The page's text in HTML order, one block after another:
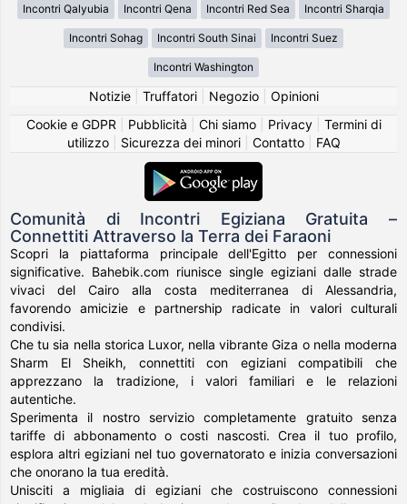
Incontri Qalyubia Incontri Qena Incontri Red Sea Incontri Sharqia
Incontri Sohag Incontri South Sinai Incontri Suez
Incontri Washington
Notizie| Truffatori| Negozio| Opinioni
Cookie e GDPR
Pubblicità Chi siamo| Privacy| Termini di
utilizzo| Sicurezza dei minori| Contatto| FAQ
Comunità di Incontri Egiziana Gratuita –
Connettiti Attraverso la Terra dei Faraoni
Scopri la piattaforma principale dell'Egitto per connessioni
significative. Bahebik.com riunisce single egiziani dalle strade
vivaci del Cairo alla costa mediterranea di Alessandria,
favorendo amicizie e partnership radicate in valori culturali
condivisi.
Che tu sia nella storica Luxor, nella vibrante Giza o nella moderna
Sharm El Sheikh, connettiti con egiziani compatibili che
apprezzano la tradizione, i valori familiari e le relazioni
autentiche.
Sperimenta il nostro servizio completamente gratuito senza
tariffe di abbonamento o costi nascosti. Crea il tuo profilo,
esplora altri egiziani nel tuo governatorato e inizia conversazioni
che onorano la tua eredità.
Unisciti a migliaia di egiziani che costruiscono connessioni